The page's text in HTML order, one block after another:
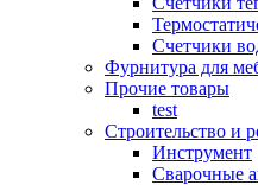
Счетчики
Фурнитура для
Прочие товары
test
Строительство и
Инструмент
Сварочные